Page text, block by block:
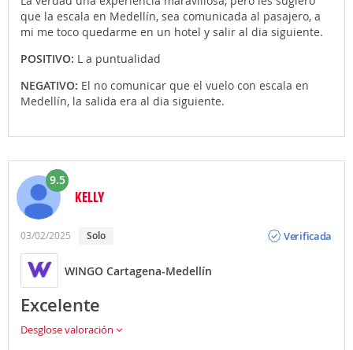
que la escala en Medellín, sea comunicada al pasajero, a
mi me toco quedarme en un hotel y salir al dia siguiente.
POSITIVO: L a puntualidad
NEGATIVO: El no comunicar que el vuelo con escala en
Medellín, la salida era al dia siguiente.
9.5
KELLY
03/02/2025 solo
Verificada
WINGO Cartagena-Medellín
Excelente
Desglose valoración